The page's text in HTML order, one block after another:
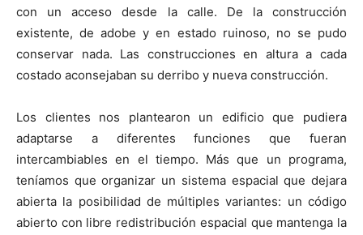
con un acceso desde la calle. De la construcción
existente, de adobe y en estado ruinoso, no se pudo
conservar nada. Las construcciones en altura a cada
costado aconsejaban su derribo y nueva construcción.
Los clientes nos plantearon un edificio que pudiera
adaptarse a diferentes funciones que fueran
intercambiables en el tiempo. Más que un programa,
teníamos que organizar un sistema espacial que dejara
abierta la posibilidad de múltiples variantes: un código
abierto con libre redistribución espacial que mantenga la